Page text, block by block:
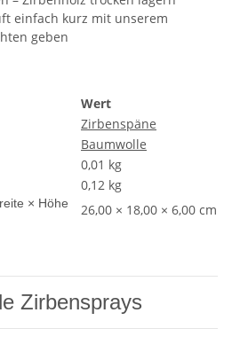
einfach kurz mit unserem
geben
Wert
Zirbenspäne
Baumwolle
0,01 kg
0,12 kg
× Höhe
26,00 × 18,00 × 6,00 cm
Zirbensprays